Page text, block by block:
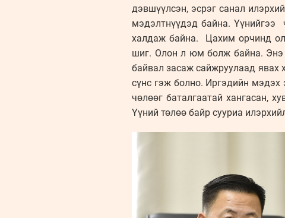
дэвшүүлсэн, эсрэг санал
мэдэлтнүүдэд байна. Үүнийгээ
халдаж байна. Цахим орчинд
шиг. Олон л юм болж байна. Энэ
байвал засаж сайжруулаад явах
сүнс гэж болно. Иргэдийн мэдэх
чөлөөг баталгаатай хангасан,
Үүний төлөө байр сууриа